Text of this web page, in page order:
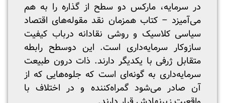
در سرمایه، مارکس دو سطح از گذاره را به هم
می‌آمیزد – کتاب همزمان نقد مقوله‌های اقتصاد
سیاسی کلاسیک و روشی نقادانه درباب کیفیت
سازوکار سرمایه‌داری است. این دوسطح رابطه
متقابل ژرفی با یکدیگر دارند. ذات درون طبیعت
سرمایه‌داری به گونه‌ای است که جلوه‌هایی که از
آن صادر می‌شود گمراه‌کننده و در اختلاف با